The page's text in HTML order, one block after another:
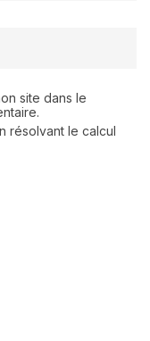
site dans le
résolvant le calcul